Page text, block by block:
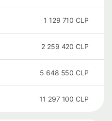
1 129 710 CLP
2 259 420 CLP
5 648 550 CLP
11 297 100 CLP